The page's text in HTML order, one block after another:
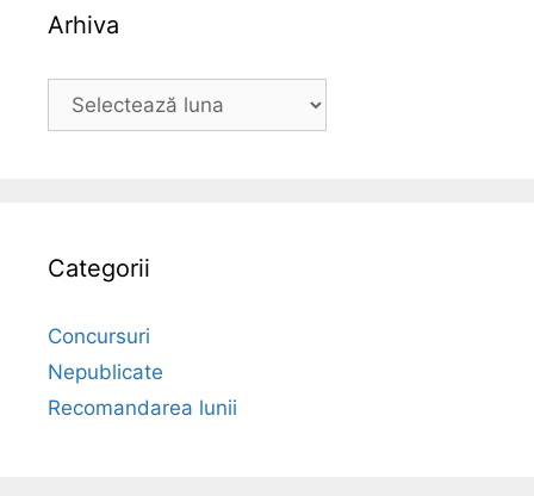
Arhiva
Arhiva
Categorii
Concursuri
Nepublicate
Recomandarea lunii